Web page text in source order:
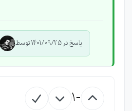
پاسخ در 1401/09/25 توسط
-1